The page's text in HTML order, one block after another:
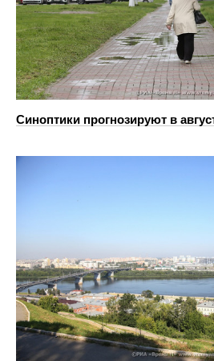
Синоптики прогнозируют в